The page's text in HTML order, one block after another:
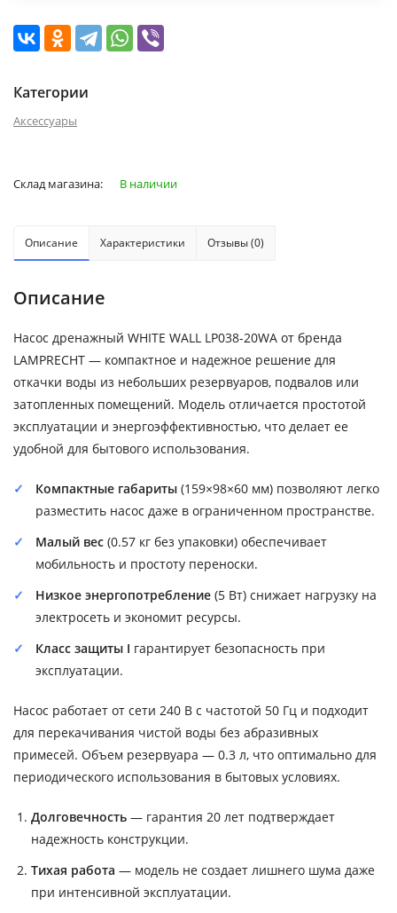
Категории
Аксессуары
Склад магазина: В наличии
Описание Характеристики Отзывы (0)
Описание
Насос дренажный WHITE WALL LP038-20WA от бренда
LAMPRECHT — компактное и надежное решение для
откачки воды из небольших резервуаров, подвалов или
затопленных помещений. Модель отличается простотой
эксплуатации и энергоэффективностью, что делает ее
удобной для бытового использования.
Компактные габариты (159×98×60 мм) позволяют легко
разместить насос даже в ограниченном пространстве.
Малый вес (0.57 кг без упаковки) обеспечивает
мобильность и простоту переноски.
Низкое энергопотребление (5 Вт) снижает нагрузку на
электросеть и экономит ресурсы.
Класс защиты I гарантирует безопасность при
эксплуатации.
Насос работает от сети 240 В с частотой 50 Гц и подходит
для перекачивания чистой воды без абразивных
примесей. Объем резервуара — 0.3 л, что оптимально для
периодического использования в бытовых условиях.
Долговечность — гарантия 20 лет подтверждает
надежность конструкции.
Тихая работа — модель не создает лишнего шума даже
при интенсивной эксплуатации.